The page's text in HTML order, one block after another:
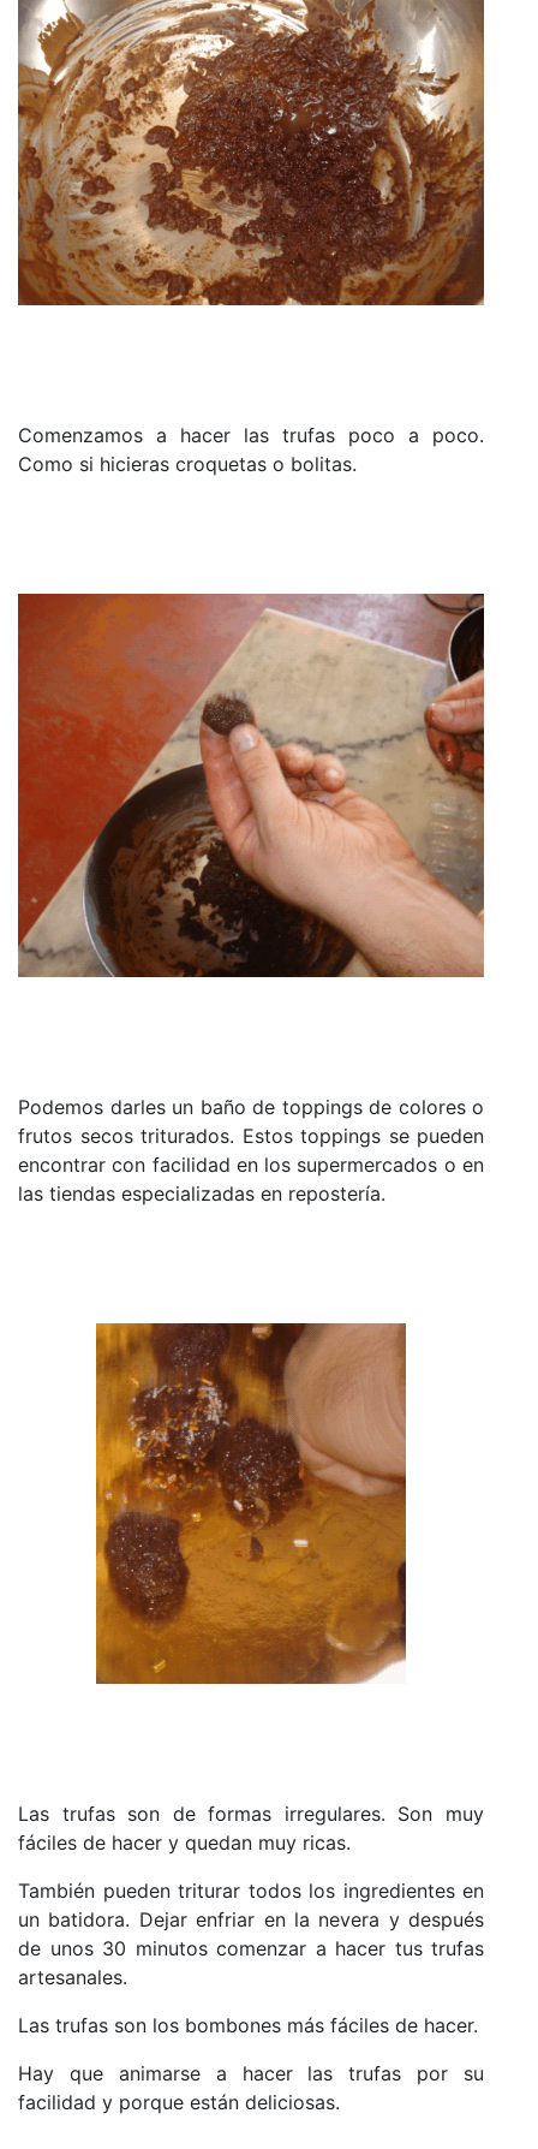
Comenzamos a hacer las trufas poco a poco.
Como si hicieras croquetas o bolitas.
Podemos darles un baño de toppings de colores o
frutos secos triturados. Estos toppings se pueden
encontrar con facilidad en los supermercados o en
las tiendas especializadas en repostería.
Las trufas son de formas irregulares. Son muy
fáciles de hacer y quedan muy ricas.
También pueden triturar todos los ingredientes en
un batidora. Dejar enfriar en la nevera y después
de unos 30 minutos comenzar a hacer tus trufas
artesanales.
Las trufas son los bombones más fáciles de hacer.
Hay que animarse a hacer las trufas por su
facilidad y porque están deliciosas.